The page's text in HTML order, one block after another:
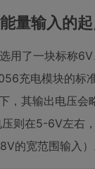
量输入的
用了一块标称
充电模块的标
，其输出电压
则在5-6V左右
的宽范围输入）